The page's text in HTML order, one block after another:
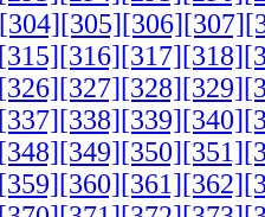
[304] [305] [306] [307]
[315] [316] [317] [318]
[326] [327] [328] [329]
[337] [338] [339] [340]
[348] [349] [350] [351]
[359] [360] [361] [362]